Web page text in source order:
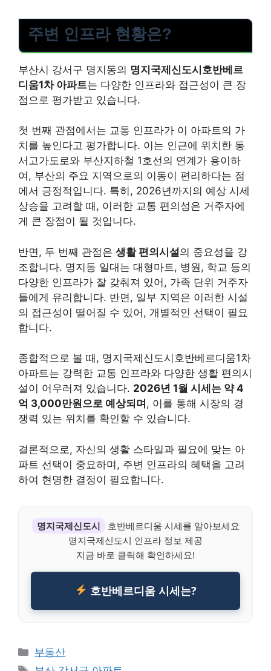
주변 인프라 현황은?
부산시 강서구 명지동의 명지국제신도시호반베르
디움1차 아파트는 다양한 인프라와 접근성이 큰 장
점으로 평가받고 있습니다.
첫 번째 관점에서는 교통 인프라가 이 아파트의 가
치를 높인다고 평가합니다. 이는 인근에 위치한 동
서고가도로와 부산지하철 1호선의 연계가 용이하
여, 부산의 주요 지역으로의 이동이 편리하다는 점
에서 긍정적입니다. 특히, 2026년까지의 예상 시세
상승을 고려할 때, 이러한 교통 편의성은 거주자에
게 큰 장점이 될 것입니다.
반면, 두 번째 관점은 생활 편의시설의 중요성을 강
조합니다. 명지동 일대는 대형마트, 병원, 학교 등의
다양한 인프라가 잘 갖춰져 있어, 가족 단위 거주자
들에게 유리합니다. 반면, 일부 지역은 이러한 시설
의 접근성이 떨어질 수 있어, 개별적인 선택이 필요
합니다.
종합적으로 볼 때, 명지국제신도시호반베르디움1차
아파트는 강력한 교통 인프라와 다양한 생활 편의시
설이 어우러져 있습니다. 2026년 1월 시세는 약 4
억 3,000만원으로 예상되며 , 이를 통해 시장의 경
쟁력 있는 위치를 확인할 수 있습니다.
결론적으로, 자신의 생활 스타일과 필요에 맞는 아
파트 선택이 중요하며, 주변 인프라의 혜택을 고려
하여 현명한 결정이 필요합니다.
명지국제신도시
호반베르디움 시세를 알아보세요
명지국제신도시 인프라 정보 제공
지금 바로 클릭해 확인하세요!
호반베르디움 시세는?
Categories
부동산
Tags